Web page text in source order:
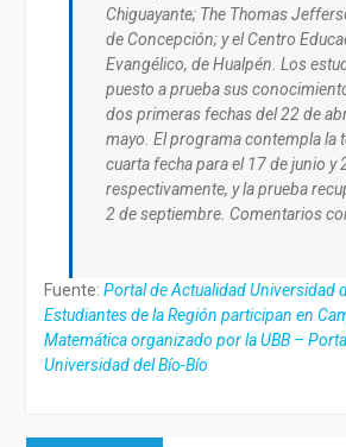
Chiguayante; The Thomas
de Concepción; y el Centro
Evangélico, de Hualpén. Los
puesto a prueba sus
dos primeras fechas del 22 de
mayo. El programa contempla la
cuarta fecha para el 17 de junio y
respectivamente, y la prueba
2 de septiembre. Comentarios
Fuente: Portal de Actualidad Universidad
Estudiantes de la Región participan en
Matemática organizado por la UBB –
Universidad del Bío-Bío
Navegación